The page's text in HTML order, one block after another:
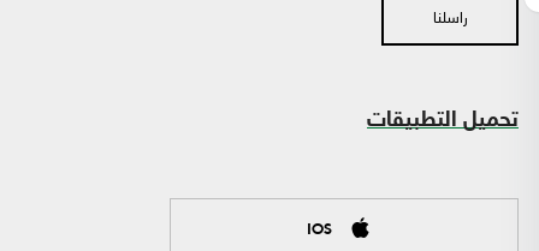
راسلنا
تحميل التطبيقات
IOS